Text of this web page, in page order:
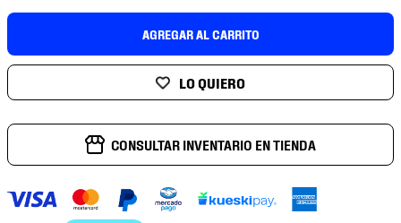
AGREGAR AL CARRITO
CONSULTAR INVENTARIO EN TIENDA
8.
mochilas